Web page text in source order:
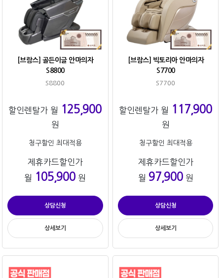
[브람스] 골든이글 안마의자
S8800
S8800
할인렌탈가 월 125,900
원
청구할인 최대적용
제휴카드할인가
월 105,900 원
상담신청
상세보기
[브람스] 빅토리아 안마의자
S7700
S7700
할인렌탈가 월 117,900
원
청구할인 최대적용
제휴카드할인가
월 97,900원
상담신청
상세보기